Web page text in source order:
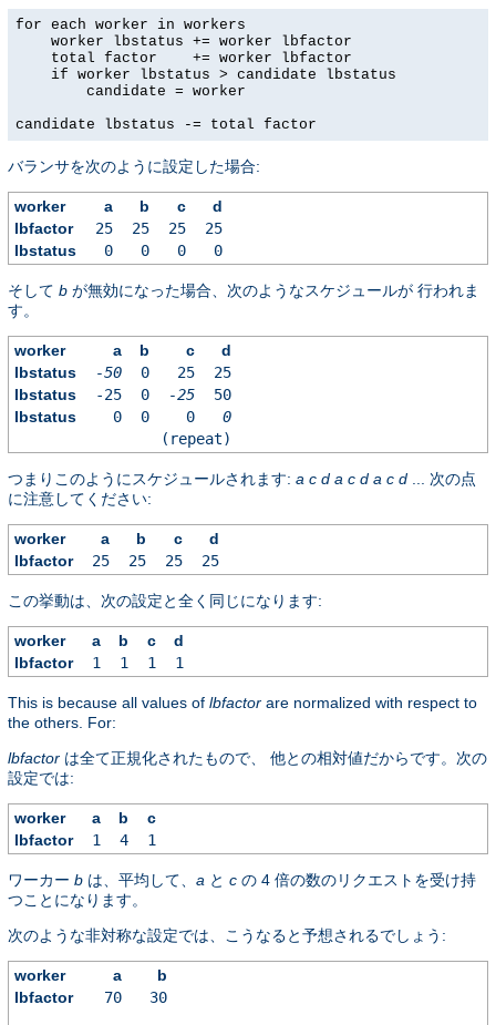
for each worker in workers
    worker lbstatus += worker lbfactor
    total factor    += worker lbfactor
    if worker lbstatus > candidate lbstatus
        candidate = worker
candidate lbstatus -= total factor
バランサを次のように設定した場合:
worker a b c
d
lbfactor
25 25 25
25
lbstatus
0 0 0 0
そして b が無効になった場合、次のようなスケジュールが 行われま
す。
worker a b c
d
lbstatus
-50 0 25
25
lbstatus
-25 0 -25
50
lbstatus
0 0 0
0
(repeat)
つまりこのようにスケジュールされます: a c d a c d a c d ... 次の点
に注意してください:
worker a b c
d
lbfactor
25 25 25 25
この挙動は、次の設定と全く同じになります:
worker a b c
d
lbfactor
1 1 1 1
This is because all values of lbfactor are normalized with respect to
the others. For:
lbfactor は全て正規化されたもので、 他との相対値だからです。次の
設定では:
worker a b
c
lbfactor
1 4 1
ワーカー b は、平均して、 a と c の 4 倍の数のリクエストを受け持
つことになります。
次のような非対称な設定では、こうなると予想されるでしょう:
worker a
b
lbfactor
70 30